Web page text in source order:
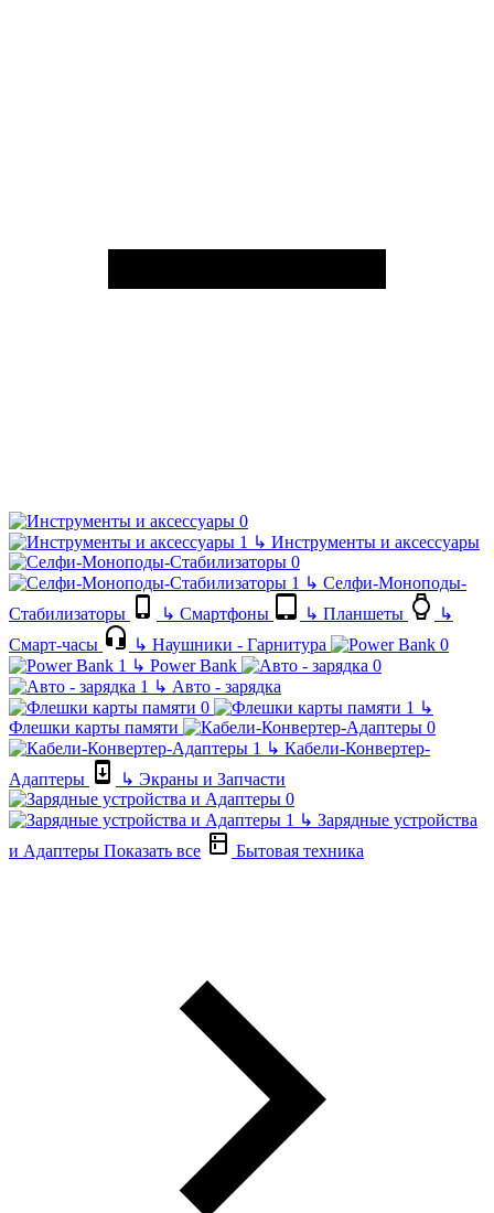
↳ Инструменты и аксессуары
↳ Селфи-Моноподы-
Стабилизаторы
↳ Смартфоны ↳ Планшеты
↳
Смарт-часы
↳ Наушники - Гарнитура
↳ Power Bank
↳ Авто - зарядка
↳
Флешки карты памяти
↳ Кабели-Конвертер-
Адаптеры
↳ Экраны и Запчасти
↳ Зарядные устройства
и Адаптеры Показать все Бытовая техника